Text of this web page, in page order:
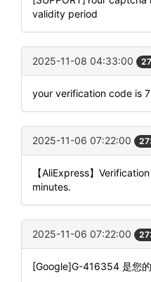
validity period
2025-11-08 04:33:00
your verification code is
2025-11-06 07:22:00
【AliExpress】
minutes.
2025-11-06 07:22:00
[Google]G-416354 是您的